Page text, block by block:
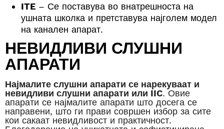
ITE – Се поставува во внатрешноста на
ушната школка и претставува најголем модел
на канален апарат.
НЕВИДЛИВИ СЛУШНИ
АПАРАТИ
Најмалите слушни апарати се нарекуваат и
невидливи слушни апарати или IIC. Овие
апарати се најмалите апарати што досега се
направени, што ги прави совршен избор за сите
кои сакаат невидливост и практичност.